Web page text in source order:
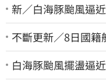
新／白海豚颱風逼
不斷更新／8日國
白海豚颱風擺盪逼